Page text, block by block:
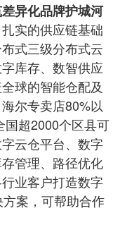
异化品牌护城河
实的供应链基础
式三级分布式云
库存、数智供应
球的智能仓配及
尔专卖店80%以
国超2000个区县可
云仓平台、数字
管理、路径优化
业客户打造数字
案，可帮助合作